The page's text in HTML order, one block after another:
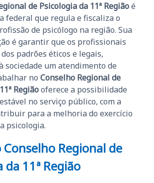
de Psicologia da 11ª Regiãoé
federal que regula e fiscaliza o
de psicólogo na região. Sua
é garantir que os profissionais
padrões éticos e legais,
sociedade um atendimento de
no Conselho Regional de
Regiãooferece a possibilidade
no serviço público, com a
para a melhoria do exercício
psicologia.
Regional de
da 11ª Região